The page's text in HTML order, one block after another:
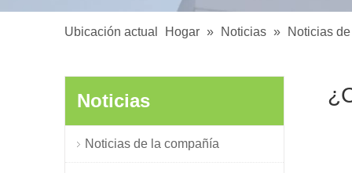
Ubicación actual Hogar » Noticias » Noticias
Noticias
Noticias de la compañía